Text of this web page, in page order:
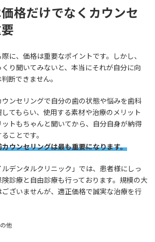
格だけでなくカウンセ
に、価格は重要なポイントです。しかし、
り聞いてみないと、本当にそれが自分に向
断できません。
ンセリングで自分の歯の状態や悩みを歯科
てもらい、使用する素材や治療のメリット
トもちゃんと聞いてから、自分自身が納得
ことです。
ウンセリングは最も重要になります。
ルデンタルクリニック」では、患者様にしっ
診療と自由診療も行っております。規模の大
ざいませんが、適正価格で誠実な治療を行
他